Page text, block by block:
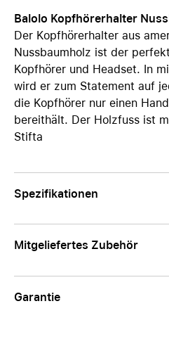
Balolo Kopfhörerhalter
Der Kopfhörerhalter aus
Nussbaumholz ist der
Kopfhörer und Headset. In
wird er zum Statement auf
die Kopfhörer nur einen
bereithält. Der Holzfuss ist
Stifta
Spezifikationen
Mitgeliefertes Zubehör
Garantie